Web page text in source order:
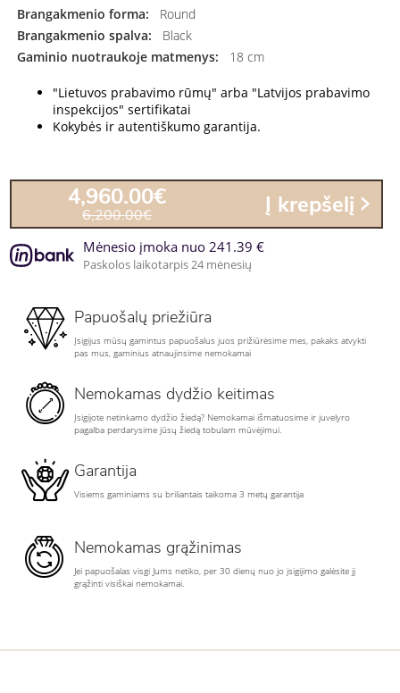
Brangakmenio forma:
Round
Brangakmenio spalva:
Black
Gaminio nuotraukoje matmenys:
18 cm
"Lietuvos prabavimo rūmų" arba "Latvijos prabavimo
inspekcijos" sertifikatai
Kokybės ir autentiškumo garantija.
4,960.00€
6,200.00€ Į krepšelį
Mėnesio įmoka nuo 241.39 €
Paskolos laikotarpis 24 mėnesių
Papuošalų priežiūra
Įsigijus mūsų gamintus papuošalus juos prižiūrėsime mes, pakaks atvykti
pas mus, gaminius atnaujinsime nemokamai
Nemokamas dydžio keitimas
Įsigijote netinkamo dydžio žiedą? Nemokamai išmatuosime ir juvelyro
pagalba perdarysime jūsų žiedą tobulam mūvėjimui.
Garantija
Visiems gaminiams su briliantais taikoma 3 metų garantija
Nemokamas grąžinimas
Jei papuošalas visgi Jums netiko, per 30 dienų nuo jo įsigijimo galėsite jį
grąžinti visiškai nemokamai.